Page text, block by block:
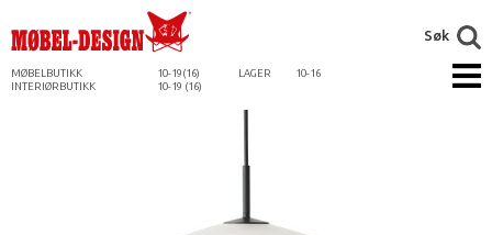
MØBELBUTIKK 10-19(16) LAGER
10-16
INTERIØRBUTIKK
10-19 (16)
Søk